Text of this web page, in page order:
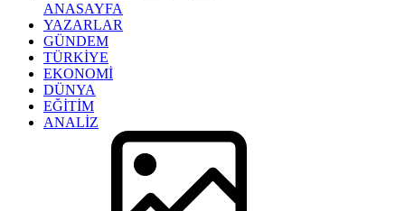
ANASAYFA
YAZARLAR
GÜNDEM
TÜRKİYE
EKONOMİ
DÜNYA
EĞİTİM
ANALİZ